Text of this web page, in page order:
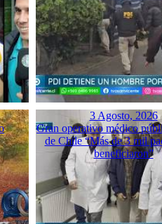
3 Agosto, 2026
Gran operativo médico
de Chile “Más de 3 mil
beneficiaron”